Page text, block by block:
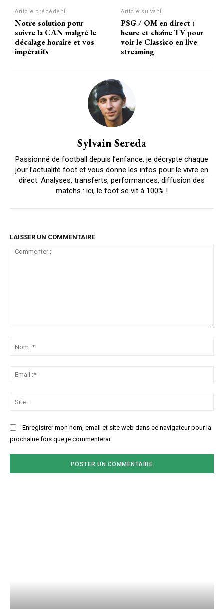
Article précédent
Notre solution pour
suivre la CAN malgré le
décalage horaire et vos
impératifs
Article suivant
PSG / OM en direct :
heure et chaîne TV pour
voir le Classico en live
streaming
Sylvain Sereda
Passionné de football depuis l’enfance, je décrypte chaque
jour l’actualité foot et vous donne les infos pour le vivre en
direct. Analyses, transferts, performances, diffusion des
matchs : ici, le foot se vit à 100% !
LAISSER UN COMMENTAIRE
Enregistrer mon nom, email et site web dans ce navigateur pour la
prochaine fois que je commenterai.